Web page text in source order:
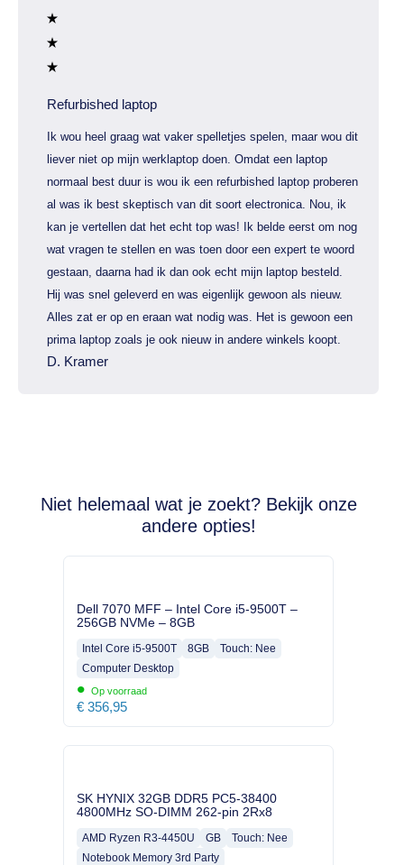
Refurbished laptop
Ik wou heel graag wat vaker spelletjes spelen, maar wou dit
liever niet op mijn werklaptop doen. Omdat een laptop
normaal best duur is wou ik een refurbished laptop proberen
al was ik best skeptisch van dit soort electronica. Nou, ik
kan je vertellen dat het echt top was! Ik belde eerst om nog
wat vragen te stellen en was toen door een expert te woord
gestaan, daarna had ik dan ook echt mijn laptop besteld.
Hij was snel geleverd en was eigenlijk gewoon als nieuw.
Alles zat er op en eraan wat nodig was. Het is gewoon een
prima laptop zoals je ook nieuw in andere winkels koopt.
D. Kramer
Niet helemaal wat je zoekt? Bekijk onze
andere opties!
Dell 7070 MFF – Intel Core i5-9500T –
256GB NVMe – 8GB
Intel Core i5-9500T 8GB
Touch: Nee
Computer Desktop
• Op voorraad
€ 356,95
SK HYNIX 32GB DDR5 PC5-38400
4800MHz SO-DIMM 262-pin 2Rx8
AMD Ryzen R3-4450U GB
Touch: Nee
Notebook Memory 3rd Party